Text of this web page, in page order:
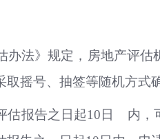
办法》规定，房地产评
摇号、抽签等随机方式确
估报告之日起10日 内